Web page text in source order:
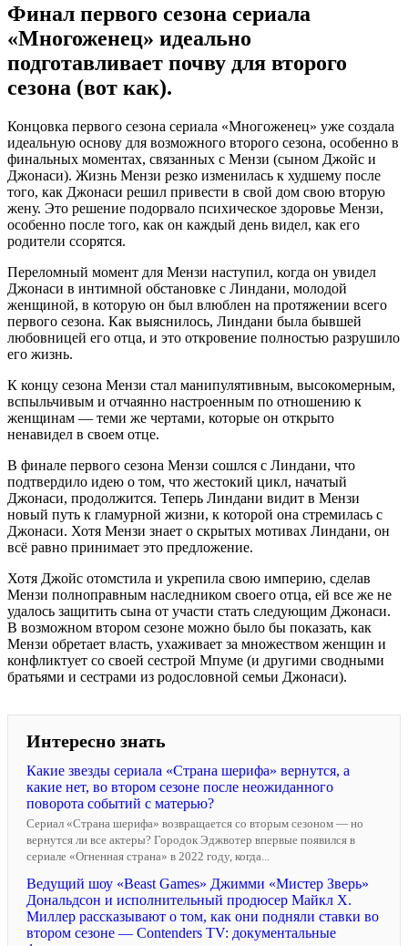
Финал первого сезона сериала
«Многоженец» идеально
подготавливает почву для второго
сезона (вот как).
Концовка первого сезона сериала «Многоженец» уже создала
идеальную основу для возможного второго сезона, особенно в
финальных моментах, связанных с Мензи (сыном Джойс и
Джонаси). Жизнь Мензи резко изменилась к худшему после
того, как Джонаси решил привести в свой дом свою вторую
жену. Это решение подорвало психическое здоровье Мензи,
особенно после того, как он каждый день видел, как его
родители ссорятся.
Переломный момент для Мензи наступил, когда он увидел
Джонаси в интимной обстановке с Линдани, молодой
женщиной, в которую он был влюблен на протяжении всего
первого сезона. Как выяснилось, Линдани была бывшей
любовницей его отца, и это откровение полностью разрушило
его жизнь.
К концу сезона Мензи стал манипулятивным, высокомерным,
вспыльчивым и отчаянно настроенным по отношению к
женщинам — теми же чертами, которые он открыто
ненавидел в своем отце.
В финале первого сезона Мензи сошлся с Линдани, что
подтвердило идею о том, что жестокий цикл, начатый
Джонаси, продолжится. Теперь Линдани видит в Мензи
новый путь к гламурной жизни, к которой она стремилась с
Джонаси. Хотя Мензи знает о скрытых мотивах Линдани, он
всё равно принимает это предложение.
Хотя Джойс отомстила и укрепила свою империю, сделав
Мензи полноправным наследником своего отца, ей все же не
удалось защитить сына от участи стать следующим Джонаси.
В возможном втором сезоне можно было бы показать, как
Мензи обретает власть, ухаживает за множеством женщин и
конфликтует со своей сестрой Мпуме (и другими сводными
братьями и сестрами из родословной семьи Джонаси).
Интересно знать
Какие звезды сериала «Страна шерифа» вернутся, а
какие нет, во втором сезоне после неожиданного
поворота событий с матерью?
Сериал «Страна шерифа» возвращается со вторым сезоном — но
вернутся ли все актеры? Городок Эджвотер впервые появился в
сериале «Огненная страна» в 2022 году, когда...
Ведущий шоу «Beast Games» Джимми «Мистер Зверь»
Дональдсон и исполнительный продюсер Майкл Х.
Миллер рассказывают о том, как они подняли ставки во
втором сезоне — Contenders TV: документальные